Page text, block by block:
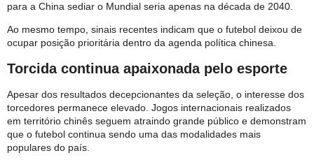
para a China sediar o Mundial seria apenas na década de 2040.
Ao mesmo tempo, sinais recentes indicam que o futebol deixou de
ocupar posição prioritária dentro da agenda política chinesa.
Torcida continua apaixonada pelo esporte
Apesar dos resultados decepcionantes da seleção, o interesse dos
torcedores permanece elevado. Jogos internacionais realizados
em território chinês seguem atraindo grande público e demonstram
que o futebol continua sendo uma das modalidades mais
populares do país.